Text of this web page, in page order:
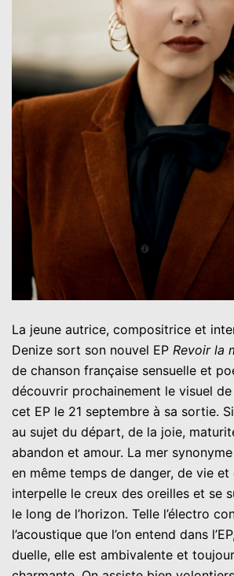
La jeune autrice, compositrice et
Denize sort son nouvel EP Revoir la
de chanson française sensuelle et
découvrir prochainement le visuel
cet EP le 21 septembre à sa sortie.
au sujet du départ, de la joie,
abandon et amour. La mer
en même temps de danger, de vie
interpelle le creux des oreilles et se
le long de l’horizon. Telle l’électro
l’acoustique que l’on entend dans
duelle, elle est ambivalente et